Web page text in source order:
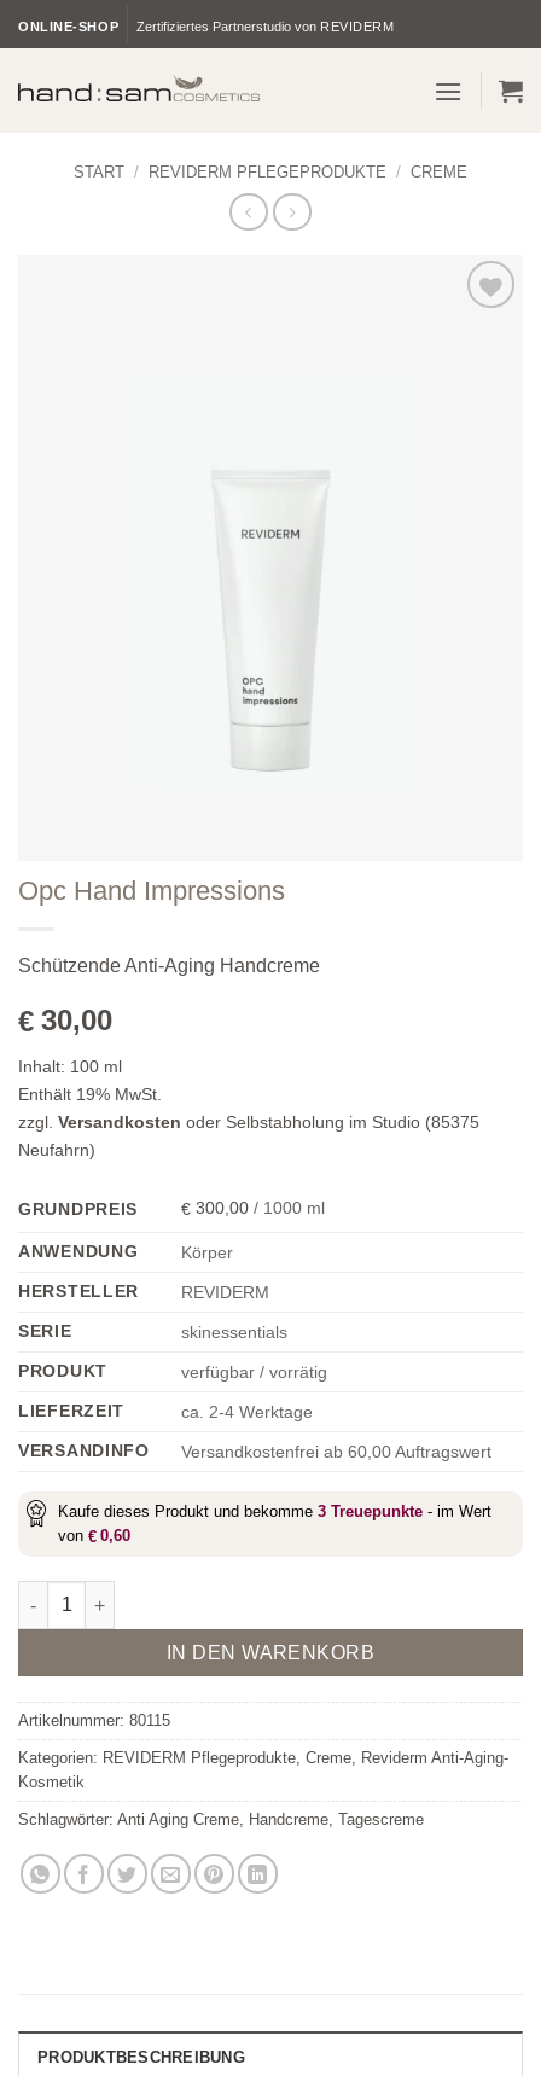
Inhalt
ONLINE-SHOP Zertifiziertes Partnerstudio von REVIDERM
START / REVIDERM PFLEGEPRODUKTE / CREME
Opc Hand Impressions
Schützende Anti-Aging Handcreme
€ 30,00
Inhalt: 100 ml
Enthält 19% MwSt.
zzgl. Versandkosten oder Selbstabholung im Studio (85375
Neufahrn)
GRUNDPREIS € 300,00 / 1000 ml
ANWENDUNG
Körper
HERSTELLER
REVIDERM
SERIE
skinessentials
PRODUKT
verfügbar / vorrätig
LIEFERZEIT
ca. 2-4 Werktage
VERSANDINFO
Versandkostenfrei ab 60,00 Auftragswert
Kaufe dieses Produkt und bekomme 3 Treuepunkte - im Wert
von € 0,60
Opc Hand Impressions Menge
IN DEN WARENKORB
Alternative:
Artikelnummer: 80115
Kategorien: REVIDERM Pflegeprodukte, Creme, Reviderm Anti-Aging-
Kosmetik
Schlagwörter: Anti Aging Creme, Handcreme, Tagescreme
PRODUKTBESCHREIBUNG